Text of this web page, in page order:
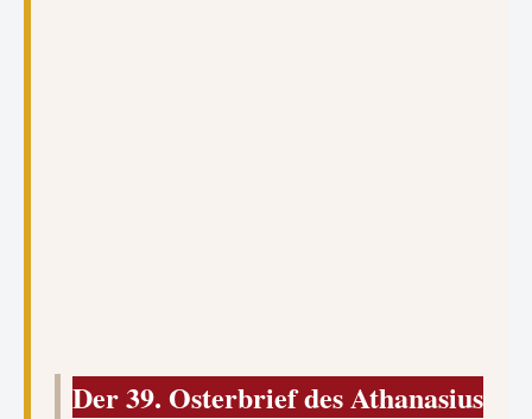
Der 39. Osterbrief des Athanasius